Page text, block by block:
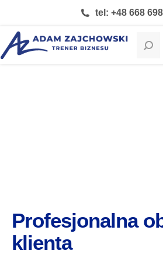
tel: +48 668
Profesjonalna
klienta